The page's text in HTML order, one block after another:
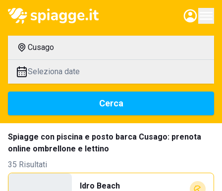
Cusago
Seleziona date
Cerca
Spiagge con piscina e posto barca Cusago: prenota
online ombrellone e lettino
35 Risultati
Idro Beach